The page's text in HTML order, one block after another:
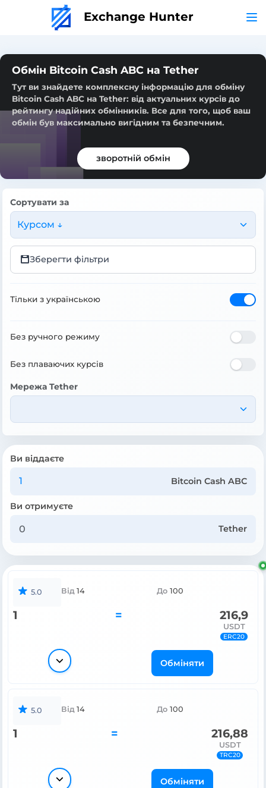
Exchange Hunter
Обмін Bitcoin Cash ABC на Tether
Тут ви знайдете комплексну інформацію для обміну
Bitcoin Cash ABC на Tether: від актуальних курсів до
рейтингу надійних обмінників. Все для того, щоб ваш
обмін був максимально вигідним та безпечним.
зворотній обмін
Сортувати за
Курсом ↓
Зберегти фільтри
Тільки з українською
Без ручного режиму
Без плаваючих курсів
Мережа Tether
Ви віддаєте
Bitcoin Cash ABC
Ви отримуєте
Tether
5.0 Від 14 До 100
1 = 216,9
USDT
ERC20
Обміняти
5.0 Від 14 До 100
1 = 216,88
USDT
TRC20
Обміняти